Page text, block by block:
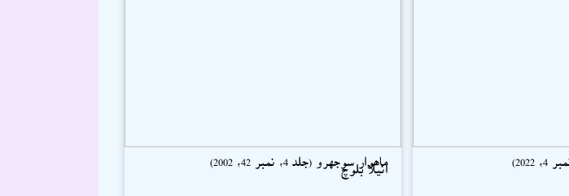
ماھوار سوجهرو (جلد 4، نمبر 42، 2002)
انيلا بلوچ